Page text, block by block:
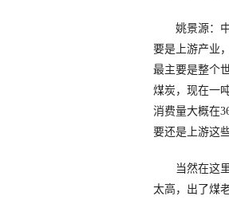
姚景源：中
要是上游产业
最主要是整个
煤炭，现在一
消费量大概在
要还是上游这
当然在这里
太高，出了煤